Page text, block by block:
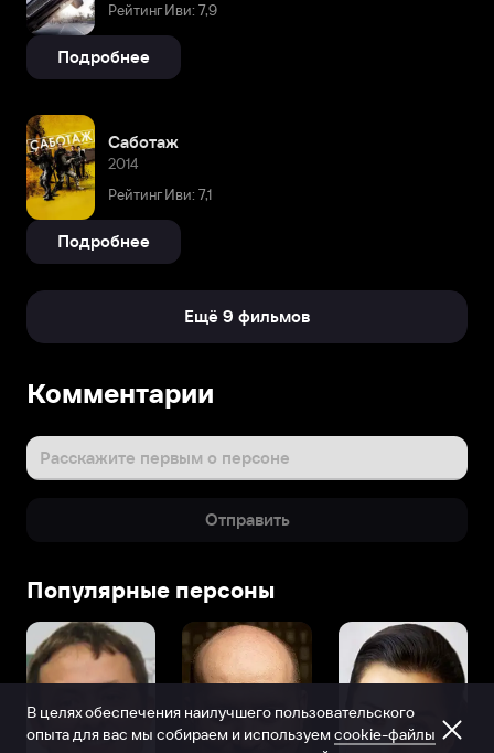
Рейтинг Иви: 7,9
Подробнее
Саботаж
2014
Рейтинг Иви: 7,1
Подробнее
Ещё 9 фильмов
Комментарии
Расскажите первым о персоне
Отправить
Популярные персоны
В целях обеспечения наилучшего пользовательского
опыта для вас мы собираем и используем cookie-файлы